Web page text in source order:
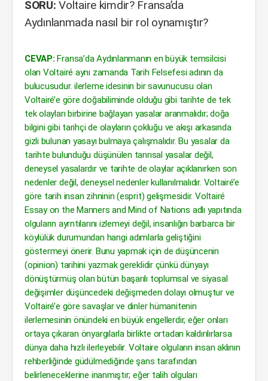
SORU: Voltaire kimdir? Fransa’da
Aydınlanmada nasıl bir rol oynamıştır?
CEVAP: Fransa’da Aydınlanmanın en büyük temsilcisi
olan Voltairé aynı zamanda Tarih Felsefesi adının da
bulucusudur. ilerleme idesinin bir savunucusu olan
Voltairé’e göre doğabiliminde olduğu gibi tarihte de tek
tek olayları birbirine bağlayan yasalar aranmalıdır; doğa
bilgini gibi tarihçi de olayların çokluğu ve akışı arkasında
gizli bulunan yasayı bulmaya çalışmalıdır. Bu yasalar da
tarihte bulunduğu düşünülen tanrısal yasalar değil,
deneysel yasalardır ve tarihte de olaylar açıklanırken son
nedenler değil, deneysel nedenler kullanılmalıdır. Voltairé’e
göre tarih insan zihninin (esprit) gelişmesidir. Voltairé
Essay on the Manners and Mind of Nations adlı yapıtında
olguların ayrntılarını izlemeyi değil, insanlığın barbarca bir
köylülük durumundan hangi adımlarla geliştiğini
göstermeyi önerir. Bunu yapmak için de düşüncenin
(opinion) tarihini yazmak gereklidir çünkü dünyayı
dönüştürmüş olan bütün başarılı toplumsal ve siyasal
değişimler düşüncedeki değişmeden dolayı olmuştur ve
Voltairé’e göre savaşlar ve dinler hümanitenin
ilerlemesinin önündeki en büyük engellerdir, eğer onları
ortaya çıkaran önyargılarla birlikte ortadan kaldırılırlarsa
dünya daha hızlı ilerleyebilir. Voltaire olguların insan aklının
rehberliğinde güdülmediğinde şans tarafından
belirleneceklerine inanmıştır; eğer talih olguları